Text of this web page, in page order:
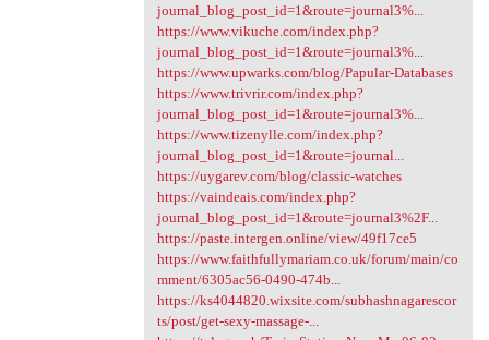
journal_blog_post_id=1&route=journal3%...
https://www.vikuche.com/index.php?
journal_blog_post_id=1&route=journal3%...
https://www.upwarks.com/blog/Papular-Databases
https://www.trivrir.com/index.php?
journal_blog_post_id=1&route=journal3%...
https://www.tizenylle.com/index.php?
journal_blog_post_id=1&route=journal...
https://uygarev.com/blog/classic-watches
https://vaindeais.com/index.php?
journal_blog_post_id=1&route=journal3%2F...
https://paste.intergen.online/view/49f17ce5
https://www.faithfullymariam.co.uk/forum/main/co
mment/6305ac56-0490-474b...
https://ks4044820.wixsite.com/subhashnagarescor
ts/post/get-sexy-massage-...